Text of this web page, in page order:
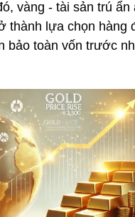
vàng - tài sản trú ẩn
thành lựa chọn hàng
bảo toàn vốn trước